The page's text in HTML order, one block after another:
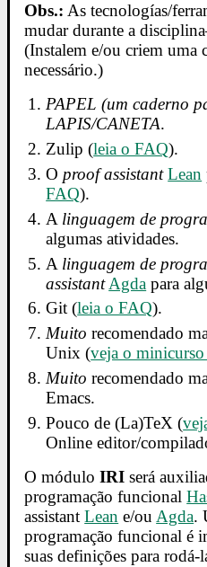
Obs.: As tecnologías/
mudar durante a
(Instalem e/ou criem uma
necessário.)
PAPEL (um caderno
LAPIS/CANETA.
Zulip (leia o FAQ).
O proof assistant Lean
FAQ).
A linguagem de
algumas atividades.
A linguagem de
assistant Agda para
Git (leia o FAQ).
Muito recomendado
Unix (veja o
Muito recomendado
Emacs.
Pouco de (La)TeX (
Online editor/
O móduloIRI será
programação funcional
assistantLean e/ou Agda.
programação funcional é
suas definições para